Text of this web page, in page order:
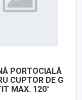
PORTOCIALĂ
CUPTOR DE G
MAX. 120°